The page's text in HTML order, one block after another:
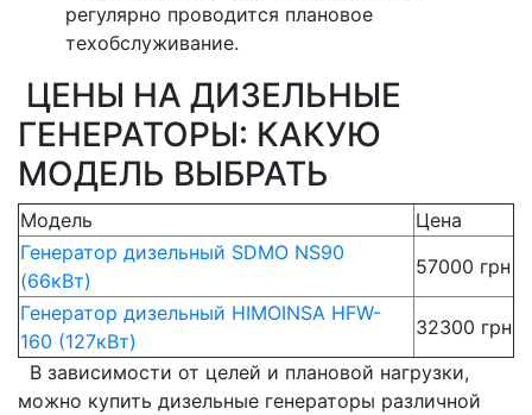
регулярно проводится плановое
техобслуживание.
ЦЕНЫ НА ДИЗЕЛЬНЫЕ
ГЕНЕРАТОРЫ: КАКУЮ
МОДЕЛЬ ВЫБРАТЬ
Модель
Цена
Генератор дизельный SDMO NS90
(66кВт)
57000 грн
Генератор дизельный HIMOINSA HFW-
160 (127кВт)
32300 грн
В зависимости от целей и плановой нагрузки,
можно купить дизельные генераторы различной